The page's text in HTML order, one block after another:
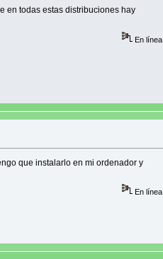
en todas estas distribuciones hay
En línea
que instalarlo en mi ordenador y
En línea